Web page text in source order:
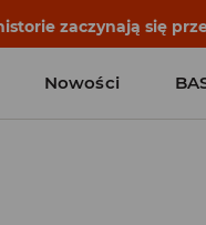
zaczynają się
Nowości